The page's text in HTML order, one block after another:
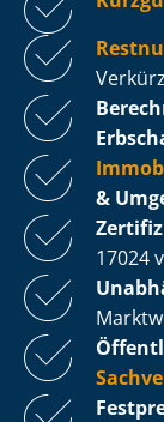
&
17024